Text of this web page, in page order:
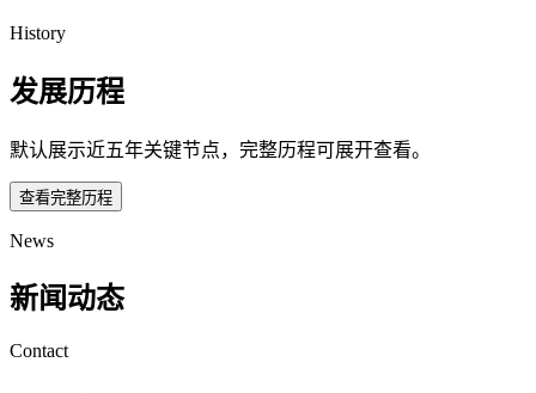
History
发展历程
默认展示近五年关键节点，完整历程可展开查看。
查看完整历程
News
新闻动态
Contact